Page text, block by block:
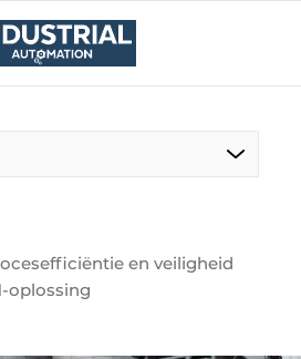
en veiligheid
oplossing